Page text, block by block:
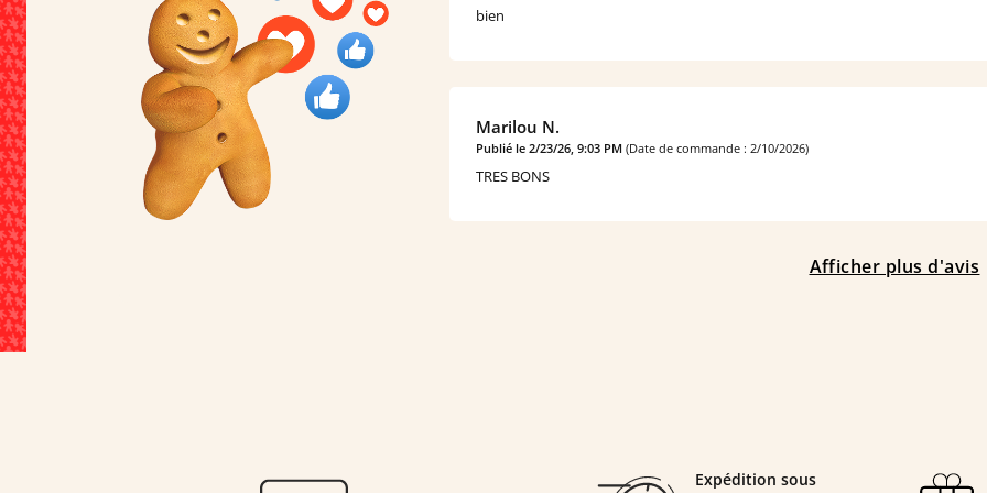
bien
Marilou N.
Publié le 2/23/26, 9:03 PM (Date de commande : 2/10/2026)
TRES BONS
Afficher plus d'avis
Expédition sous